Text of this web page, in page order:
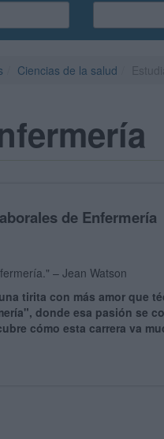
Ciencias de la salud
de Enfermería
– Jean Watson
tirita con más amor que
donde esa pasión se
cómo esta carrera va